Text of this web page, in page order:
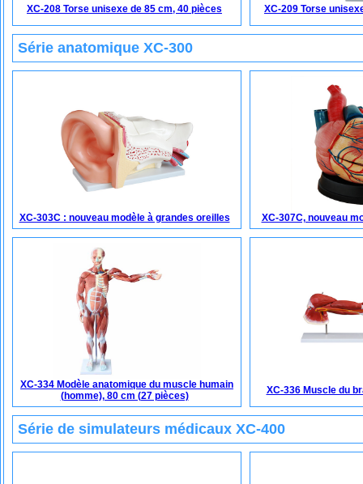
XC-208 Torse unisexe de 85 cm, 40 pièces XC-209 Torse
Série anatomique XC-300
XC-303C : nouveau modèle à grandes oreilles XC-307C, nouveau
XC-334 Modèle anatomique du muscle humain
(homme), 80 cm (27 pièces)
XC-336 Muscle du
Série de simulateurs médicaux XC-400